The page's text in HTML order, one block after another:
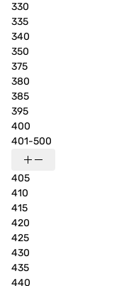
330
335
340
350
375
380
385
395
400
401-500
405
410
415
420
425
430
435
440